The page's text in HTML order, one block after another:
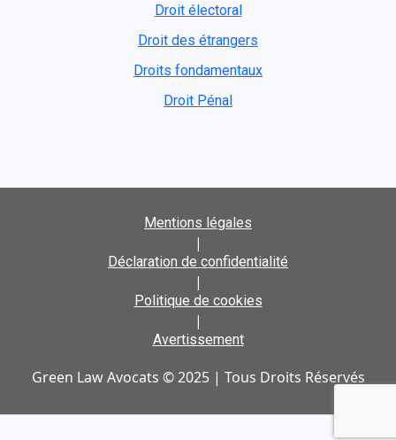
Droit électoral
Droit des étrangers
Droits fondamentaux
Droit Pénal
Mentions légales
|
Déclaration de confidentialité
|
Politique de cookies
|
Avertissement
Green Law Avocats © 2025 | Tous Droits Réservés